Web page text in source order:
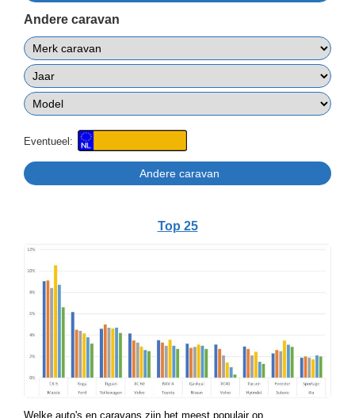
Andere caravan
Eventueel:
Top 25
Welke auto's en caravans zijn het meest populair op